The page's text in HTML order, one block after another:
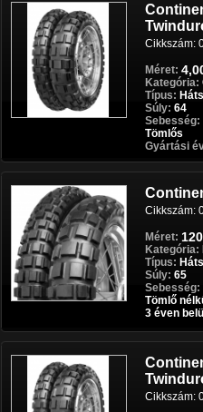
Cikkszám:
Méret:
Kategória:
Típus:
Súly: 64
Sebesség:
Tömlős
Gyártási
Cikkszám:
Méret:
Kategória:
Típus:
Súly: 65
Sebesség:
Tömlő
3 éven
Cikkszám: